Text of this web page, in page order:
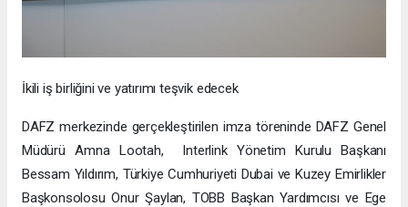
İkili iş birliğini ve yatırımı teşvik edecek
DAFZ merkezinde gerçekleştirilen imza töreninde DAFZ Genel
Müdürü Amna Lootah, Interlink Yönetim Kurulu Başkanı
Bessam Yıldırım, Türkiye Cumhuriyeti Dubai ve Kuzey Emirlikler
Başkonsolosu Onur Şaylan, TOBB Başkan Yardımcısı ve Ege